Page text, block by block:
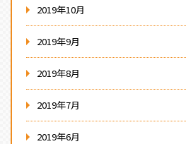
2019年10月
2019年9月
2019年8月
2019年7月
2019年6月